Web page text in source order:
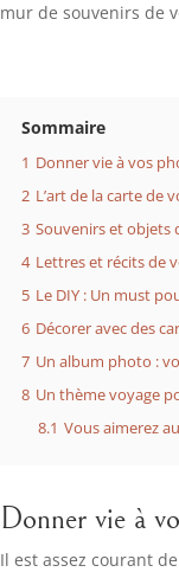
mur de souvenirs de
Sommaire
1 Donner vie à vos
2 L’art de la carte de
3 Souvenirs et objets
4 Lettres et récits de
5 Le DIY : Un must
6 Décorer avec des
7 Un album photo :
8 Un thème voyage
8.1 Vous aimerez
Donner vie à
Il est assez courant